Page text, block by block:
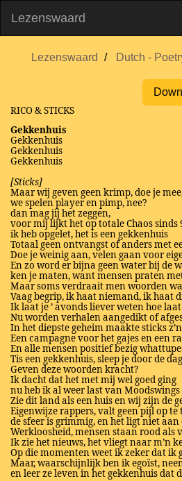
Lezenswaard
Lezenswaard Dutch -
RICO & STICKS
Gekkenhuis
Gekkenhuis
Gekkenhuis
Gekkenhuis
[Sticks]
Maar wij geven geen krimp, doe je
we spelen player en pimp, nee?
dan mag jij het zeggen,
voor mij lijkt het op totale Chaos sinds
ik heb opgelet, het is een gekkenhuis
Totaal geen ontvangst of anders met
Doe je weinig aan, velen gaan voor
En zo word er bijna geen water bij de
ken je maten, want mensen praten
Maar soms verdraait men woorden
Vaag begrip, ik haat niemand, ik haat
Ik laat je ’ avonds liever weten hoe
Nu worden verhalen aangedikt of
In het diepste geheim maakte sticks
Een campagne voor het gajes en een
En alle mensen positief bezig
Tis een gekkenhuis, sleep je door de dag
Geven deze woorden kracht?
Ik dacht dat het met mij wel goed ging
nu heb ik al weer last van Moodswings
Zie dit land als een huis en wij zijn de
Eigenwijze rappers, valt geen pijl op
de sfeer is grimmig, en het ligt niet
Werkloosheid, mensen staan rood als
Ik zie het nieuws, het vliegt naar m’n
Op die momenten weet ik zeker dat ik
Maar, waarschijnlijk ben ik egoïst,
en leer ze leven in het gekkenhuis dat